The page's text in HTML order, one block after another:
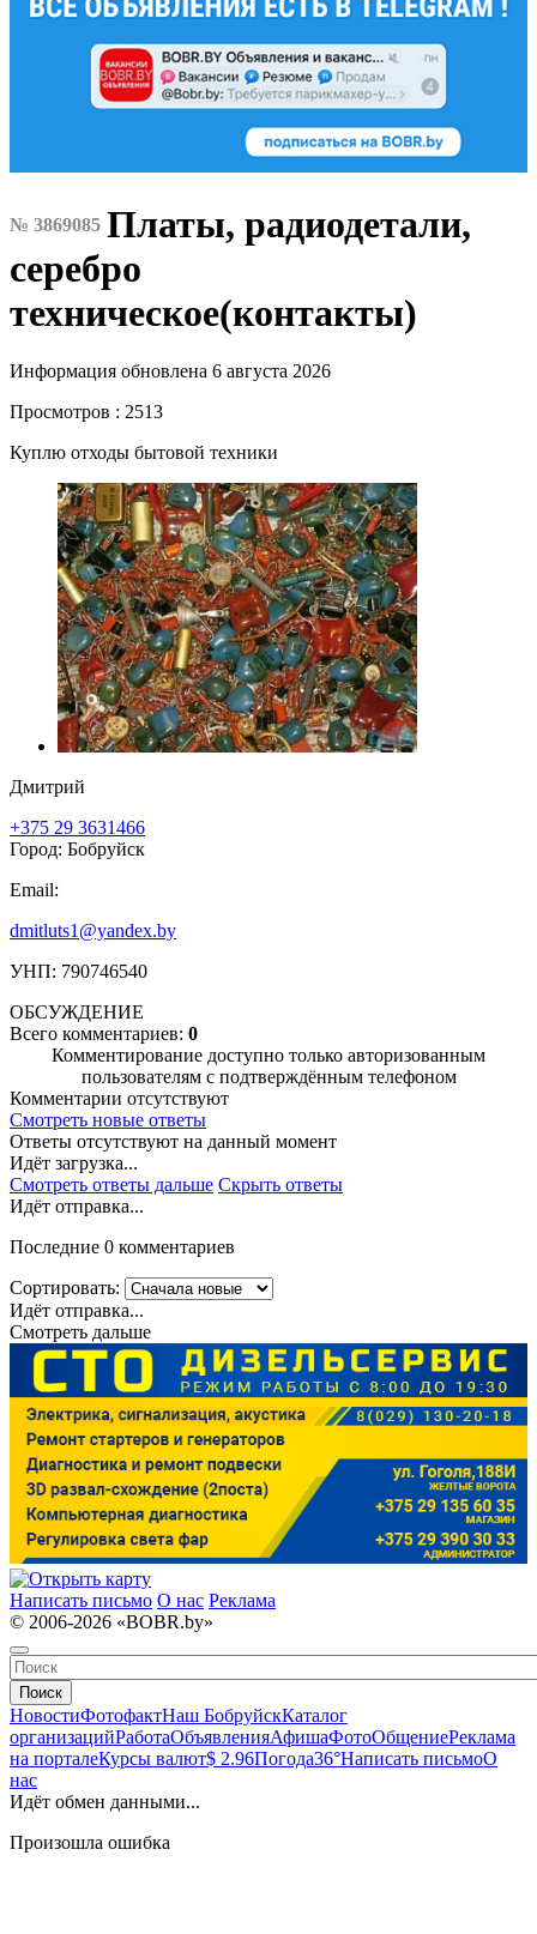
№ 3869085 Платы, радиодетали,
серебро
техническое(контакты)
Информация обновлена 6 августа 2026
Просмотров : 2513
Куплю отходы бытовой техники
Дмитрий
+375 29 3631466
Город: Бобруйск
Email:
dmitluts1@yandex.by
УНП: 790746540
ОБСУЖДЕНИЕ
Всего комментариев: 0
Комментирование доступно только авторизованным
пользователям с подтверждённым телефоном
Комментарии отсутствуют
Смотреть новые ответы
Ответы отсутствуют на данный момент
Идёт загрузка...
Смотреть ответы дальше Скрыть ответы
Идёт отправка...
Последние 0 комментариев
Сортировать:
Идёт отправка...
Смотреть дальше
Написать письмо О нас Реклама
© 2006-2026 «BOBR.by»
Поиск
НовостиФотофактНаш БобруйскКаталог
организацийРаботаОбъявленияАфишаФотоОбщениеРеклама
на порталеКурсы валют$ 2.96Погода36°Написать письмоО
нас
Идёт обмен данными...
Произошла ошибка